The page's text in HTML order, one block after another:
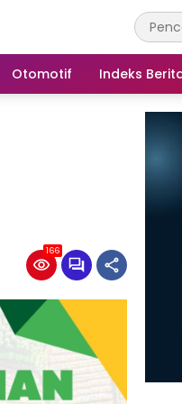
Otomotif Indeks
166